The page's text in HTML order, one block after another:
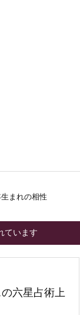
まれの相性
ています
六星占術上